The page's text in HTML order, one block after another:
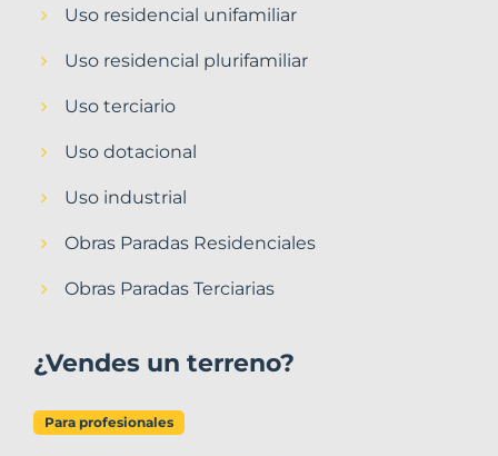
Uso residencial unifamiliar
Uso residencial plurifamiliar
Uso terciario
Uso dotacional
Uso industrial
Obras Paradas Residenciales
Obras Paradas Terciarias
¿Vendes un terreno?
Para profesionales